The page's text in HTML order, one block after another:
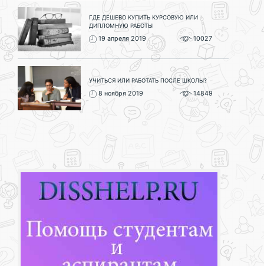
ГДЕ ДЕШЕВО КУПИТЬ КУРСОВУЮ ИЛИ
ДИПЛОМНУЮ РАБОТЫ
19 апреля 2019 10027
УЧИТЬСЯ ИЛИ РАБОТАТЬ ПОСЛЕ ШКОЛЫ?
8 ноября 2019 14849